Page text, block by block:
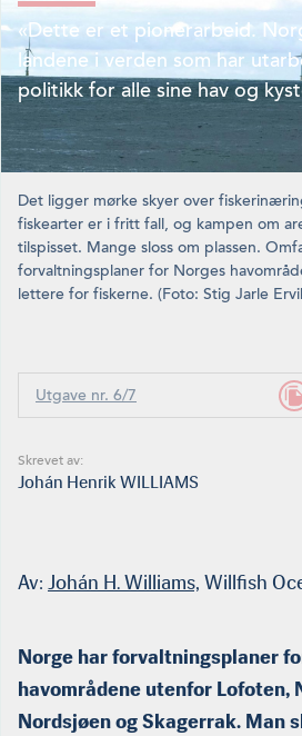
«Dette er et pionerarbeid.
landene i verden som har
politikk for alle sine hav og
Det ligger mørke skyer over
fiskearter er i fritt fall, og kampen om
tilspisset. Mange sloss om plassen.
forvaltningsplaner for Norges
lettere for fiskerne. (Foto: Stig Jarle
Utgave nr. 6/7
Skrevet av:
Johán Henrik WILLIAMS
Av: Johán H. Williams, Willfish
Norge har forvaltningsplaner
havområdene utenfor Lofoten,
Nordsjøen og Skagerrak. Man